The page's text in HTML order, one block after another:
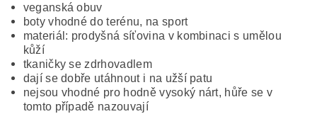
veganská obuv
boty vhodné do terénu, na sport
materiál: prodyšná síťovina v kombinaci s umělou
kůží
tkaničky se zdrhovadlem
dají se dobře utáhnout i na užší patu
nejsou vhodné pro hodně vysoký nárt, hůře se v
tomto případě nazouvají